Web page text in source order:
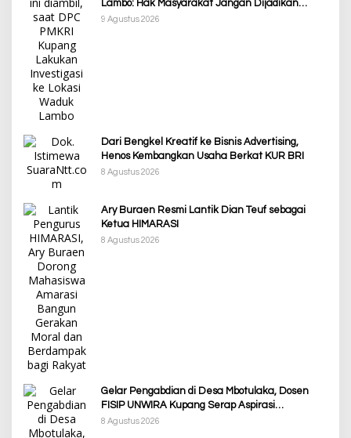
Lambo: Hak Masyarakat Jangan Dijadikan
Korban Pembangunan PSN
9 Agustus 2026
Dari Bengkel Kreatif ke Bisnis Advertising,
Henos Kembangkan Usaha Berkat KUR BRI
8 Agustus 2026
Ary Buraen Resmi Lantik Dian Teuf sebagai
Ketua HIMARASI
8 Agustus 2026
Gelar Pengabdian di Desa Mbotulaka, Dosen
FISIP UNWIRA Kupang Serap Aspirasi
Masyarakat & Penguatan Kapasitas Karang
8 Agustus 2026